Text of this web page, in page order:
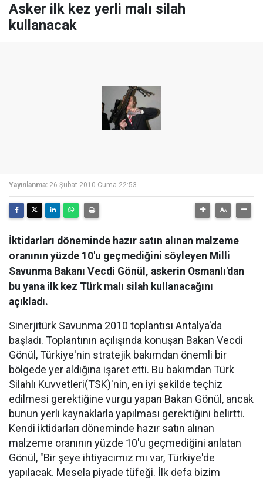
Asker ilk kez yerli malı silah
kullanacak
Yayınlanma: 26 Şubat 2010 Cuma 22:53
İktidarları döneminde hazır satın alınan malzeme
oranının yüzde 10'u geçmediğini söyleyen Milli
Savunma Bakanı Vecdi Gönül, askerin Osmanlı'dan
bu yana ilk kez Türk malı silah kullanacağını
açıkladı.
Sinerjitürk Savunma 2010 toplantısı Antalya'da
başladı. Toplantının açılışında konuşan Bakan Vecdi
Gönül, Türkiye'nin stratejik bakımdan önemli bir
bölgede yer aldığına işaret etti. Bu bakımdan Türk
Silahlı Kuvvetleri(TSK)'nin, en iyi şekilde teçhiz
edilmesi gerektiğine vurgu yapan Bakan Gönül, ancak
bunun yerli kaynaklarla yapılması gerektiğini belirtti.
Kendi iktidarları döneminde hazır satın alınan
malzeme oranının yüzde 10'u geçmediğini anlatan
Gönül, "Bir şeye ihtiyacımız mı var, Türkiye'de
yapılacak. Mesela piyade tüfeği. İlk defa bizim